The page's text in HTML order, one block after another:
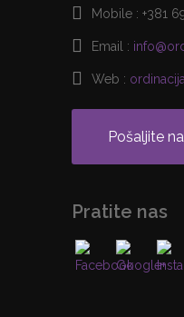
Mobile : +381
Email :
Web :
Pošaljite
Pratite nas